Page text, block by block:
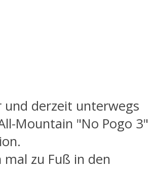
und derzeit unterwegs
Mountain "No Pogo 3"
mal zu Fuß in den